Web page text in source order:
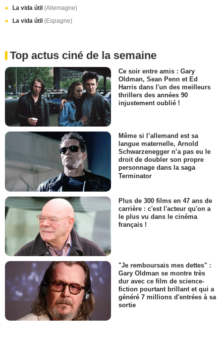
La vida útil (Allemagne)
La vida útil (Espagne)
Top actus ciné de la semaine
Ce soir entre amis : Gary
Oldman, Sean Penn et Ed
Harris dans l'un des meilleurs
thrillers des années 90
injustement oublié !
Même si l’allemand est sa
langue maternelle, Arnold
Schwarzenegger n’a pas eu le
droit de doubler son propre
personnage dans la saga
Terminator
Plus de 300 films en 47 ans de
carrière : c'est l'acteur qu'on a
le plus vu dans le cinéma
français !
"Je remboursais mes dettes" :
Gary Oldman se montre très
dur avec ce film de science-
fiction pourtant brillant et qui a
généré 7 millions d'entrées à sa
sortie